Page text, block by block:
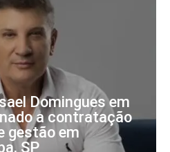
Domingues em
a contratação
gestão em
SP